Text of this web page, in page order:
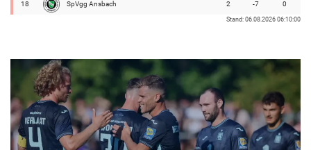
18 SpVgg Ansbach 2 -7 0
Stand: 06.08.2026 06:10:00